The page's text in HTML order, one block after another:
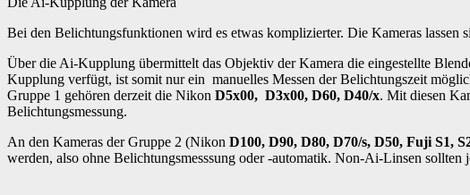
Bei den Belichtungsfunktionen wird es etwas komplizierter. Die Kameras
Über die Ai-Kupplung übermittelt das Objektiv der Kamera die eingestellte
Kupplung verfügt, ist somit nur ein manuelles Messen der Belichtungszeit
Gruppe 1 gehören derzeit die Nikon D5x00, D3x00, D60, D40/x. Mit diesen
Belichtungsmessung.
An den Kameras der Gruppe 2 (Nikon D100, D90, D80, D70/s, D50, Fuji S1,
werden, also ohne Belichtungsmesssung oder -automatik. Non-Ai-Linsen